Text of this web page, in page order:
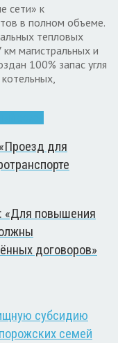
сети» к
в полном объеме.
тепловых
магистральных и
100% запас угля
для
«Для повышения
договоров»
субсидию
семей